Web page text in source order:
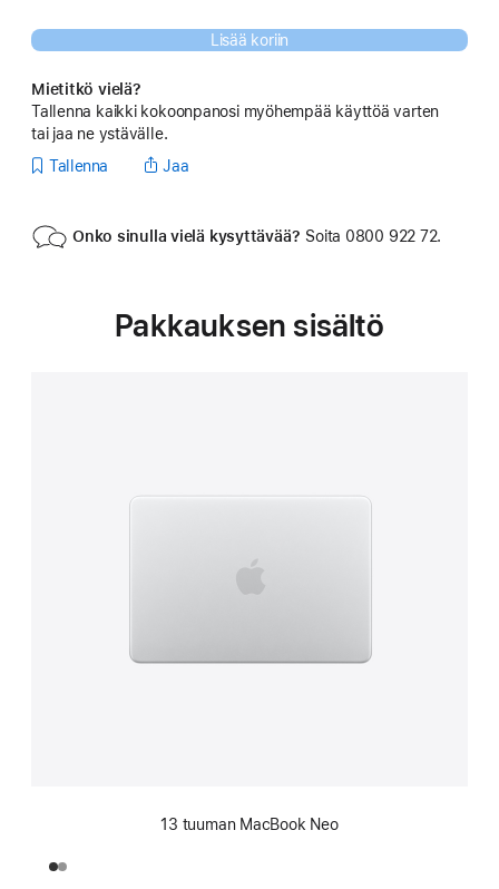
Lisää koriin
Mietitkö vielä?
Tallenna kaikki kokoonpanosi myöhempää käyttöä varten
tai jaa ne ystävälle.
Tallenna
Jaa
Onko sinulla vielä kysyttävää? Soita 0800 922 72.
Pakkauksen sisältö
13 tuuman MacBook Neo